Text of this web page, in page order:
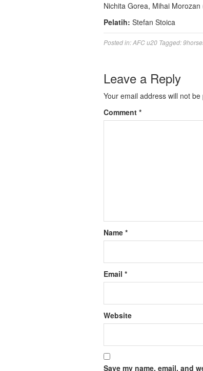
Nichita Gorea, Mihai Morozan
Pelatih: Stefan Stoica
Posted in:AFC u20 Tagged:
Leave a Reply
Your email address will not be
Comment *
Name *
Email *
Website
Save my name, email, and